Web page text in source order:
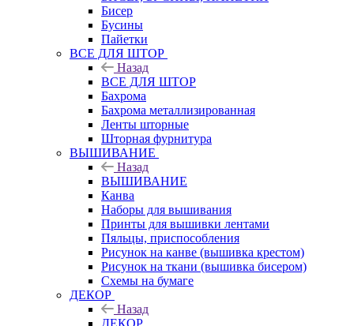
Бисер
Бусины
Пайетки
ВСЕ ДЛЯ ШТОР
Назад
ВСЕ ДЛЯ ШТОР
Бахрома
Бахрома металлизированная
Ленты шторные
Шторная фурнитура
ВЫШИВАНИЕ
Назад
ВЫШИВАНИЕ
Канва
Наборы для вышивания
Принты для вышивки лентами
Пяльцы, приспособления
Рисунок на канве (вышивка крестом)
Рисунок на ткани (вышивка бисером)
Схемы на бумаге
ДЕКОР
Назад
ДЕКОР